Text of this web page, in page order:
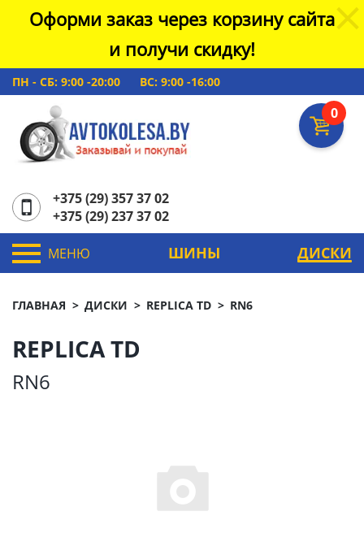
Оформи заказ через корзину сайта
и получи скидку!
ПН - СБ: 9:00 -20:00 ВС: 9:00 -16:00
0
+375 (29) 357 37 02
+375 (29) 237 37 02
МЕНЮ ШИНЫ ДИСКИ
ГЛАВНАЯ ДИСКИ REPLICA TD RN6
REPLICA TD
RN6